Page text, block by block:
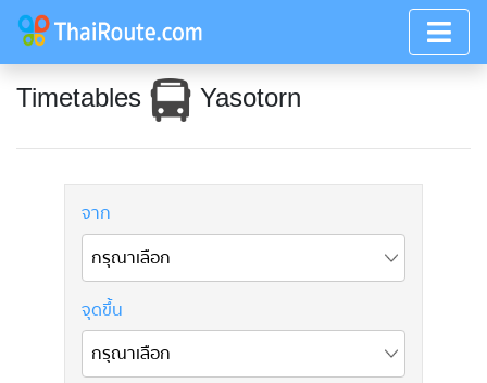
Timetables Yasotorn